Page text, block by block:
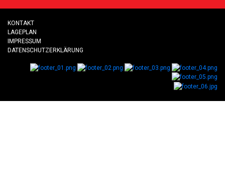
KONTAKT
LAGEPLAN
IMPRESSUM
DATENSCHUTZERKLÄRUNG